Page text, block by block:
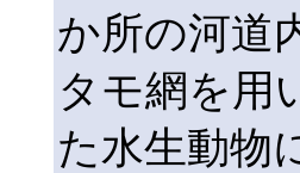
か所の河道
タモ網を用
た水生動物